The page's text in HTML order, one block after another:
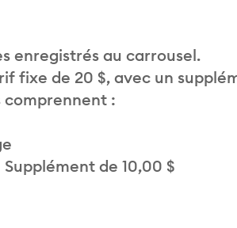
enregistrés au carrousel.
fixe de 20 $, avec un
comprennent :
de 10,00 $